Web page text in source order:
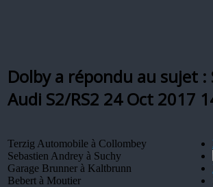
Dolby a répondu au sujet :
Audi S2/RS2 24 Oct 2017
Terzig Automobile à Collombey
Sebastien Andrey à Suchy
Garage Brunner à Kaltbrunn
Bebert à Moutier